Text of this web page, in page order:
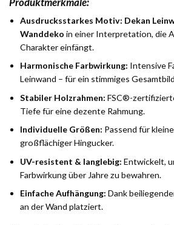
Ausdrucksstarkes Motiv: Dekan
Wanddeko in einer Interpretation, die
Charakter einfängt.
Harmonische Farbwirkung: Intensive
Leinwand – für ein stimmiges
Stabiler Holzrahmen: FSC®-
Tiefe für eine dezente Rahmung.
Individuelle Größen: Passend für
großflächiger Hingucker.
UV-resistent & langlebig: Entwickelt,
Farbwirkung über Jahre zu bewahren.
Einfache Aufhängung: Dank
an der Wand platziert.